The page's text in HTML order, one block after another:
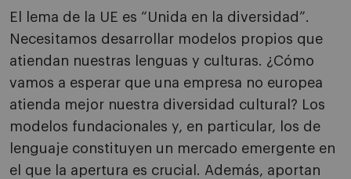
El lema de la UE es “Unida en la diversidad”.
Necesitamos desarrollar modelos propios que
atiendan nuestras lenguas y culturas. ¿Cómo
vamos a esperar que una empresa no europea
atienda mejor nuestra diversidad cultural? Los
modelos fundacionales y, en particular, los de
lenguaje constituyen un mercado emergente en
el que la apertura es crucial. Además, aportan